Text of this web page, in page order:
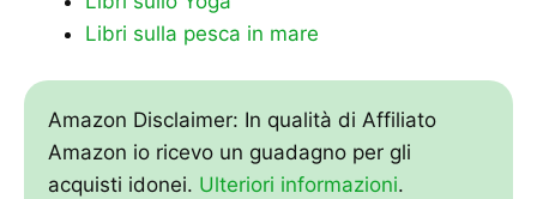
Libri sulla pesca in mare
Amazon Disclaimer: In qualità di Affiliato
Amazon io ricevo un guadagno per gli
acquisti idonei. Ulteriori informazioni.